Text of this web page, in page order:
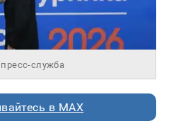
служба
в MAX